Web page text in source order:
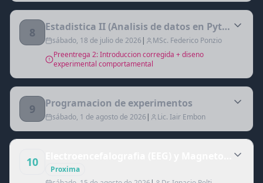
8 Estadistica II (Analisis de datos en Python)
sábado, 18 de julio de 2026 |
MSc. Federico Ponzio
Preentrega 2: Introduccion corregida + diseno
experimental comportamental
9 Programacion de experimentos
sábado, 1 de agosto de 2026 | Lic. Iair Embon
10 Electroencefalografia (EEG) y
Proxima